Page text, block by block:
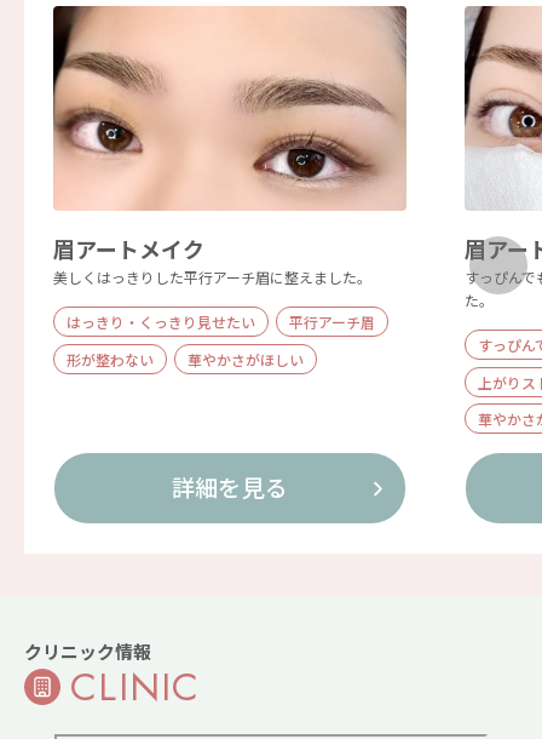
眉アートメイク
美しくはっきりした平行アーチ眉に整えました。
はっきり・くっきり見せたい
平行アーチ眉
形が整わない
華やかさがほしい
詳細を見る
眉アー
すっぴん
た。
すっぴん
上がり
華やかさ
クリニック情報
CLINIC